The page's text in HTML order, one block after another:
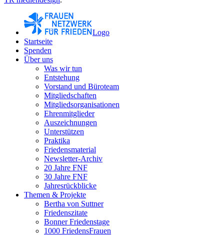
Logo
Startseite
Spenden
Über uns
Was wir tun
Entstehung
Vorstand und Büroteam
Mitgliedschaften
Mitgliedsorganisationen
Ehrenmitglieder
Auszeichnungen
Unterstützen
Praktika
Friedensmaterial
Newsletter-Archiv
20 Jahre FNF
30 Jahre FNF
Jahresrückblicke
Themen & Projekte
Bertha von Suttner
Friedenszitate
Bonner Friedenstage
1000 FriedensFrauen